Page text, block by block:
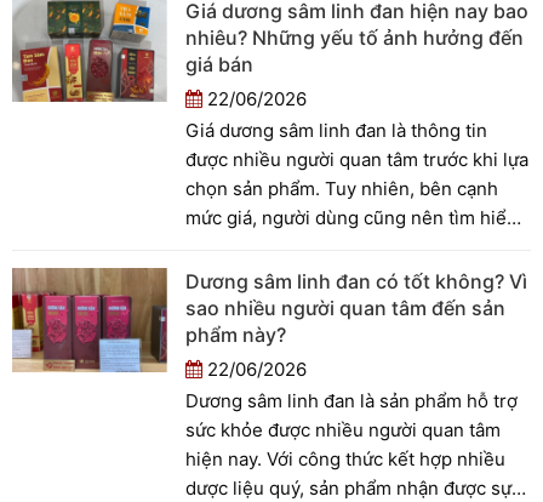
Giá dương sâm linh đan hiện nay bao
nhiêu? Những yếu tố ảnh hưởng đến
giá bán
22/06/2026
Giá dương sâm linh đan là thông tin
được nhiều người quan tâm trước khi lựa
chọn sản phẩm. Tuy nhiên, bên cạnh
mức giá, người dùng cũng nên tìm hiểu
để có cái nhìn toàn diện hơn. Vậy giá
dương sâm linh đan hiện nay bao nhiêu
và những yếu tố nào ảnh hưởng đến giá
bán? Hãy cùng tìm hiểu trong bài viết
dưới đây.
Dương sâm linh đan có tốt không? Vì
sao nhiều người quan tâm đến sản
phẩm này?
22/06/2026
Dương sâm linh đan là sản phẩm hỗ trợ
sức khỏe được nhiều người quan tâm
hiện nay. Với công thức kết hợp nhiều
dược liệu quý, sản phẩm nhận được sự